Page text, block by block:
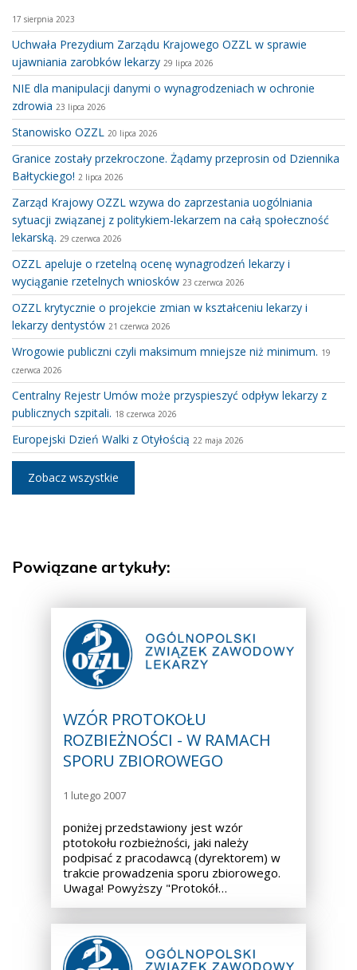
17 sierpnia 2023
Uchwała Prezydium Zarządu Krajowego OZZL w sprawie
ujawniania zarobków lekarzy 29 lipca 2026
NIE dla manipulacji danymi o wynagrodzeniach w ochronie
zdrowia 23 lipca 2026
Stanowisko OZZL 20 lipca 2026
Granice zostały przekroczone. Żądamy przeprosin od Dziennika
Bałtyckiego! 2 lipca 2026
Zarząd Krajowy OZZL wzywa do zaprzestania uogólniania
sytuacji związanej z politykiem-lekarzem na całą społeczność
lekarską. 29 czerwca 2026
OZZL apeluje o rzetelną ocenę wynagrodzeń lekarzy i
wyciąganie rzetelnych wniosków 23 czerwca 2026
OZZL krytycznie o projekcie zmian w kształceniu lekarzy i
lekarzy dentystów 21 czerwca 2026
Wrogowie publiczni czyli maksimum mniejsze niż minimum. 19
czerwca 2026
Centralny Rejestr Umów może przyspieszyć odpływ lekarzy z
publicznych szpitali. 18 czerwca 2026
Europejski Dzień Walki z Otyłością 22 maja 2026
Zobacz wszystkie
Powiązane artykuły:
WZÓR PROTOKOŁU
ROZBIEŻNOŚCI - W RAMACH
SPORU ZBIOROWEGO
1 lutego 2007
poniżej przedstawiony jest wzór
ptotokołu rozbieżności, jaki należy
podpisać z pracodawcą (dyrektorem) w
trakcie prowadzenia sporu zbiorowego.
Uwaga! Powyższy "Protokół…